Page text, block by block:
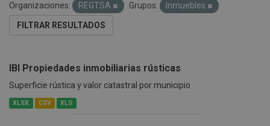
Organizaciones: REGTSA Grupos: Inmuebles
FILTRAR RESULTADOS
IBI Propiedades inmobiliarias rústicas
Superficie rústica y valor catastral por municipio
XLSX CSV XLS